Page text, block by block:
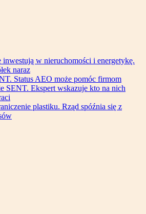
inwestują w nieruchomości i energetykę.
naraz
Status AEO może pomóc firmom
SENT. Ekspert wskazuje kto na nich
plastiku. Rząd spóźnia się z